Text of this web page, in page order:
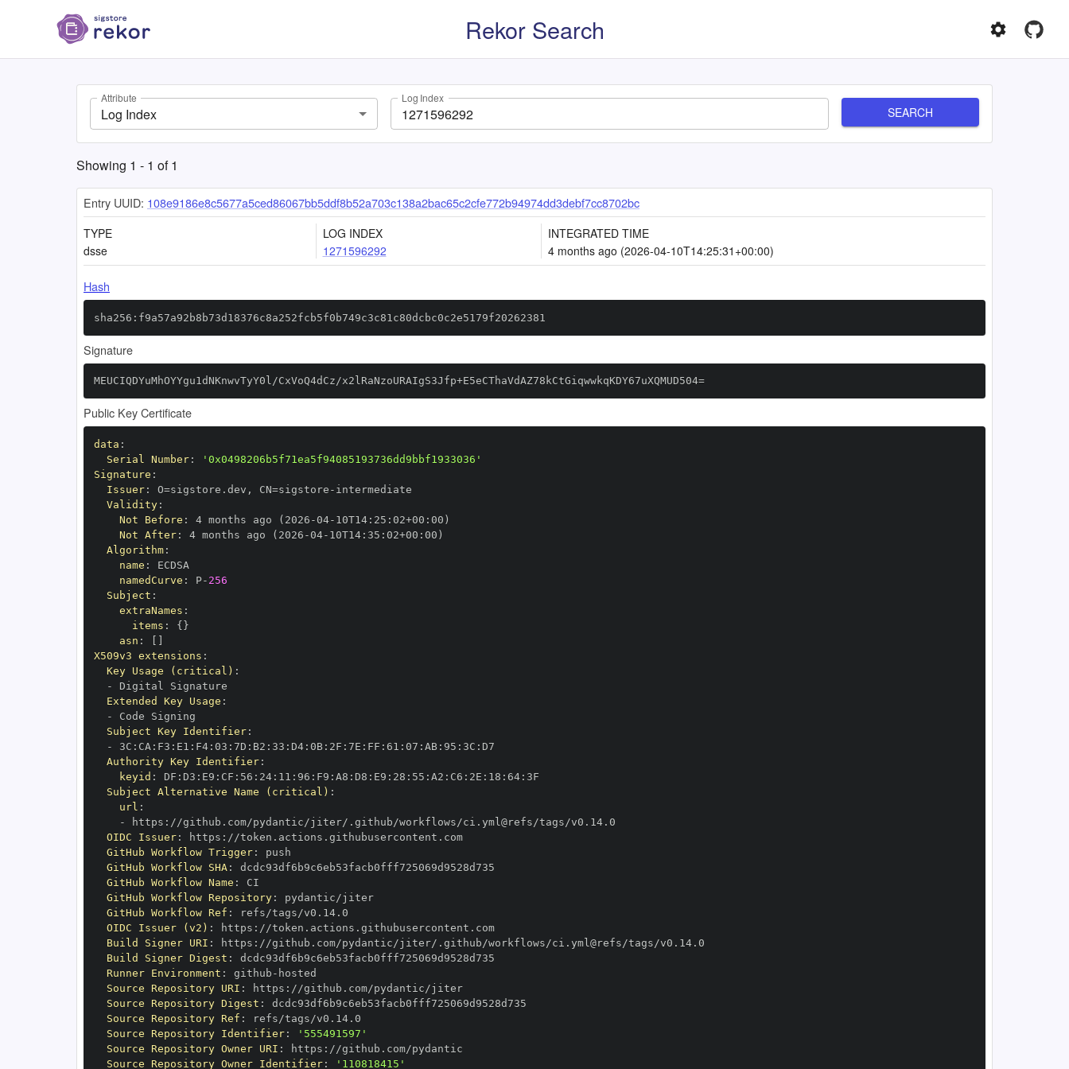
Rekor Search
Attribute
Log Index
Log Index
SEARCH
Showing 1 - 1 of1
Entry UUID: 108e9186e8c5677a5ced86067bb5ddf8b52a703c138a2bac65c2cfe772b94974dd3debf7cc8702bc
TYPE
dsse
LOG INDEX
1271596292
INTEGRATED TIME
4 months ago (2026-04-10T14:25:31+00:00)
Hash
sha256:f9a57a92b8b73d18376c8a252fcb5f0b749c3c81c80dcbc0c2e5179f20262381
Signature
MEUCIQDYuMhOYYgu1dNKnwvTyY0l/CxVoQ4dCz/x2lRaNzoURAIgS3Jfp+E5eCThaVdAZ78kCtGiqwwkqKDY67uXQMUD504=
Public Key Certificate
data :
Serial Number:
'0x0498206b5f71ea5f94085193736dd9bbf1933036'
Signature :
Issuer: O=sigstore.dev , CN=sigstore -
Validity:
Not Before : 4 months ago (2026 -04- 10T14: 25 : 02+00 :
Not After: 4 months ago (2026 -04- 10T14: 35 : 02+00 :
Algorithm:
name :
namedCurve : P- 256
Subject :
extraNames :
items : { }
asn :
X509v3 extensions :
Key Usage (critical) :
-
Extended Key Usage :
-
Subject Key Identifier:
-
3C : CA : F3 : E1 : F4: 03 : 7D : B2 : 33 : D4: 0B: 2F : 7E : FF : 61 : 07 : AB: 95 : 3C :
Authority Key Identifier:
keyid : DF : D3 : E9 : CF : 56 : 24: 11 : 96 : F9 : A8 : D8 : E9 : 28 : 55 : A2 : C6 : 2E : 18 : 64:
Subject Alternative Name (critical) :
url :
-
https :
OIDC Issuer: https :
//token.actions.githubusercontent.com
GitHub Workflow Trigger:
GitHub Workflow SHA:
GitHub Workflow Name :
GitHub Workflow Repository:
pydantic/jiter
GitHub Workflow Ref :
OIDC Issuer (v2) : https :
//token.actions.githubusercontent.com
Build Signer URI : https :
Build Signer Digest :
Runner Environment : github -
Source Repository URI : https :
//github.com/pydantic/jiter
Source Repository Digest :
Source Repository Ref :
Source Repository Identifier:
'555491597'
Source Repository Owner URI : https :
Source Repository Owner Identifier: '110818415'